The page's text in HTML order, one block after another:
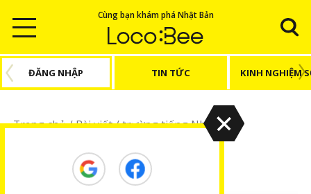
Cùng bạn khám phá Nhật Bản
ĐĂNG NHẬP TIN TỨC KINH NGHIỆM
Trang chủ/Bài viết/trường tiếng Nhật
trường tiếng Nhật